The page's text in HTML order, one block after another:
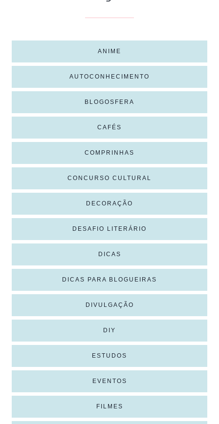
ANIME
AUTOCONHECIMENTO
BLOGOSFERA
CAFÉS
COMPRINHAS
CONCURSO CULTURAL
DECORAÇÃO
DESAFIO LITERÁRIO
DICAS
DICAS PARA BLOGUEIRAS
DIVULGAÇÃO
DIY
ESTUDOS
EVENTOS
FILMES